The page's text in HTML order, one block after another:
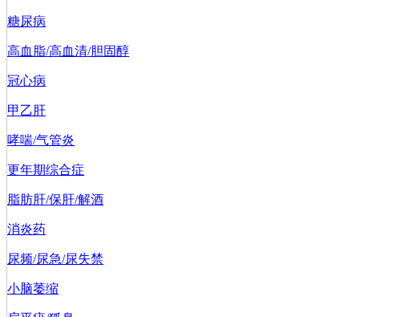
糖尿病
高血脂/高血清/胆固醇
冠心病
甲乙肝
哮喘/气管炎
更年期综合症
脂肪肝/保肝/解酒
消炎药
尿频/尿急/尿失禁
小脑萎缩